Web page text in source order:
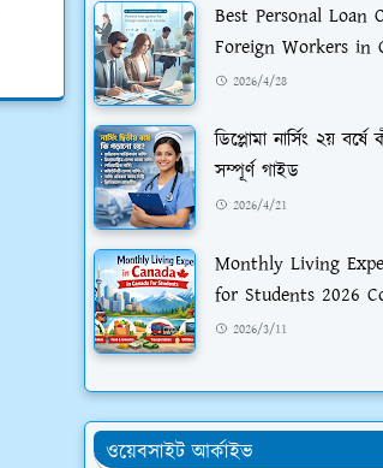
Best Personal Loan
Foreign Workers in
2026/4/28
ডিপ্লোমা নার্সিং ২য়
সম্পূর্ণ গাইড
2026/4/21
Monthly Living
for Students 2026
2026/3/11
ওয়েবসাইট আর্কাইভ